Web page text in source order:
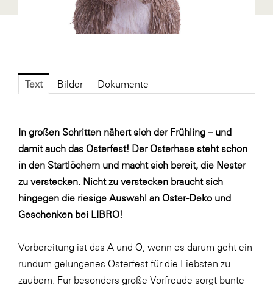
FG UBIT Salzburg
FRoSTA
Gardena
Gas Connect Austria
GBV - Verband gemeinnütziger
Bauvereinigungen
Getzner Werkstoffe
ikp
Johnson & Johnson
Text Bilder Dokumente
In großen Schritten nähert sich der Frühling – und
damit auch das Osterfest! Der Osterhase steht schon
in den Startlöchern und macht sich bereit, die Nester
zu verstecken. Nicht zu verstecken braucht sich
hingegen die riesige Auswahl an Oster-Deko und
Geschenken bei LIBRO!
Vorbereitung ist das A und O, wenn es darum geht ein
rundum gelungenes Osterfest für die Liebsten zu
zaubern. Für besonders große Vorfreude sorgt bunte